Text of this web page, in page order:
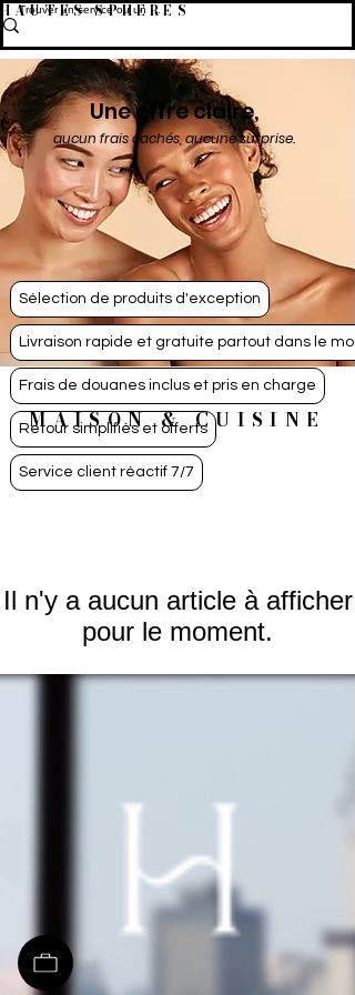
HAUTES SPHÈRES
Une offre claire,
aucun frais cachés, aucune surprise.
Sélection de produits d'exception
Livraison rapide et gratuite partout dans le
Frais de douanes inclus et pris en charge
Retour simplifiés et offerts
Service client réactif 7/7
MAISON & CUISINE
Il n'y a aucun article à afficher
pour le moment.